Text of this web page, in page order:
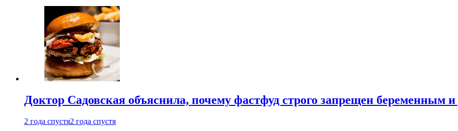
Доктор Садовская объяснила, почему фастфуд строго запрещен беременным
2 года спустя2 года спустя